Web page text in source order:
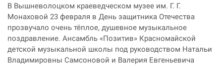
В Вышневолоцком краеведческом музее им. Г. Г.
Монаховой 23 февраля в День защитника Отечества
прозвучало очень тёплое, душевное музыкальное
поздравление. Ансамбль «Позитив» Красномайской
детской музыкальной школы под руководством Натальи
Владимировны Самсоновой и Валерия Евгеньевича